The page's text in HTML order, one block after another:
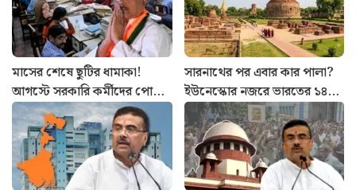
মাসের শেষে ছুটির ধামাকা!
আগস্টে সরকারি কর্মীদের পোয়া
বারো, রইল হলিডে লিস্ট
সারনাথের পর এবার কার পালা?
ইউনেস্কোর নজরে ভারতের ১৪
ঐতিহাসিক ও প্রাকৃতিক সম্পদ